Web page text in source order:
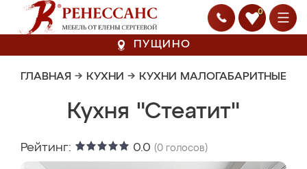
0
ПУЩИНО
ГЛАВНАЯ → КУХНИ → КУХНИ МАЛОГАБАРИТНЫЕ
Кухня "Стеатит"
Рейтинг: 0.0 (0 голосов)